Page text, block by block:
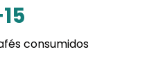
21
consumidos